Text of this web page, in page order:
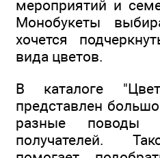
мероприятий и
Монобукеты
хочется
вида цветов.
В каталоге
представлен
разные
получателей.